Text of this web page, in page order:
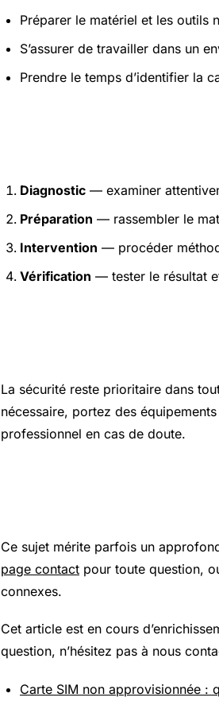
Préparer le matériel et les outils
S’assurer de travailler dans un
Prendre le temps d’identifier la
Diagnostic — examiner
Préparation — rassembler le
Intervention — procéder
Vérification — tester le résultat
La sécurité reste prioritaire dans
nécessaire, portez des
professionnel en cas de doute.
Ce sujet mérite parfois un
page contact pour toute question,
connexes.
Cet article est en cours
question, n’hésitez pas à nous
Carte SIM non approvisionnée :